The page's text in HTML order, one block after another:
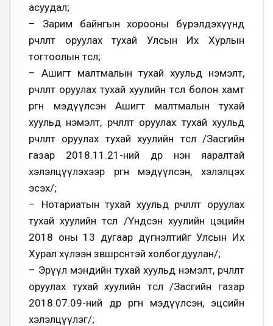
асуудал;
– Зарим байнгын хорооны бүрэлдэхүүнд
өөрчлөлт оруулах тухай Улсын Их Хурлын
тогтоолын төсөл;
– Ашигт малтмалын тухай хуульд нэмэлт,
өөрчлөлт оруулах тухай хуулийн төсөл болон хамт
өргөн мэдүүлсэн Ашигт малтмалын тухай
хуульд нэмэлт, өөрчлөлт оруулах тухай хуульд
өөрчлөлт оруулах тухай хуулийн төсөл /Засгийн
газар 2018.11.21-ний өдөр нэн яаралтай
хэлэлцүүлэхээр өргөн мэдүүлсэн, хэлэлцэх
эсэх/;
– Нотариатын тухай хуульд өөрчлөлт оруулах
тухай хуулийн төсөл /Үндсэн хуулийн цэцийн
2018 оны 13 дугаар дүгнэлтийг Улсын Их
Хурал хүлээн зөвшөөрсөнтэй холбогдуулан/;
– Эрүүл мэндийн тухай хуульд нэмэлт, өөрчлөлт
оруулах тухай хуулийн төсөл /Засгийн газар
2018.07.09-ний өдөр өргөн мэдүүлсэн, эцсийн
хэлэлцүүлэг/;